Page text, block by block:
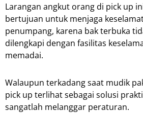
Larangan angkut orang di pick up
bertujuan untuk menjaga
penumpang, karena bak terbuka
dilengkapi dengan fasilitas
memadai.
Walaupun terkadang saat mudik
pick up terlihat sebagai solusi
sangatlah melanggar peraturan.